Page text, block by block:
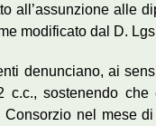
all’assunzione alle
modificato dal D.
denunciano, ai
c.c., sostenendo
nel mese